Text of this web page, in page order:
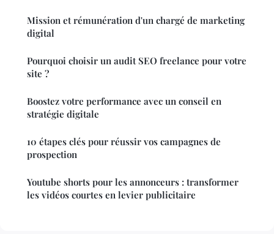
Mission et rémunération d'un chargé de marketing
digital
Pourquoi choisir un audit SEO freelance pour votre
site ?
Boostez votre performance avec un conseil en
stratégie digitale
10 étapes clés pour réussir vos campagnes de
prospection
Youtube shorts pour les annonceurs : transformer
les vidéos courtes en levier publicitaire